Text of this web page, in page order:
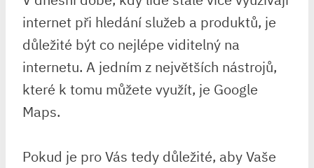
internet při hledání služeb a produktů, je
důležité být co nejlépe viditelný na
internetu. A jedním z největších nástrojů,
které k tomu můžete využít, je Google
Maps.
Pokud je pro Vás tedy důležité, aby Vaše